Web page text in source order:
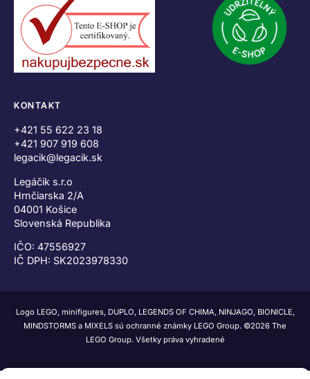
KONTAKT
+421 55 622 23 18
+421 907 919 608
legacik@legacik.sk
Legáčik s.r.o
Hrnčiarska 2/A
04001 Košice
Slovenská Republika
IČO: 47556927
IČ DPH: SK2023978330
Logo LEGO, minifigures, DUPLO, LEGENDS OF CHIMA, NINJAGO, BIONICLE,
MINDSTORMS a MIXELS sú ochranné známky LEGO Group. ©2026 The
LEGO Group. Všetky práva vyhradené